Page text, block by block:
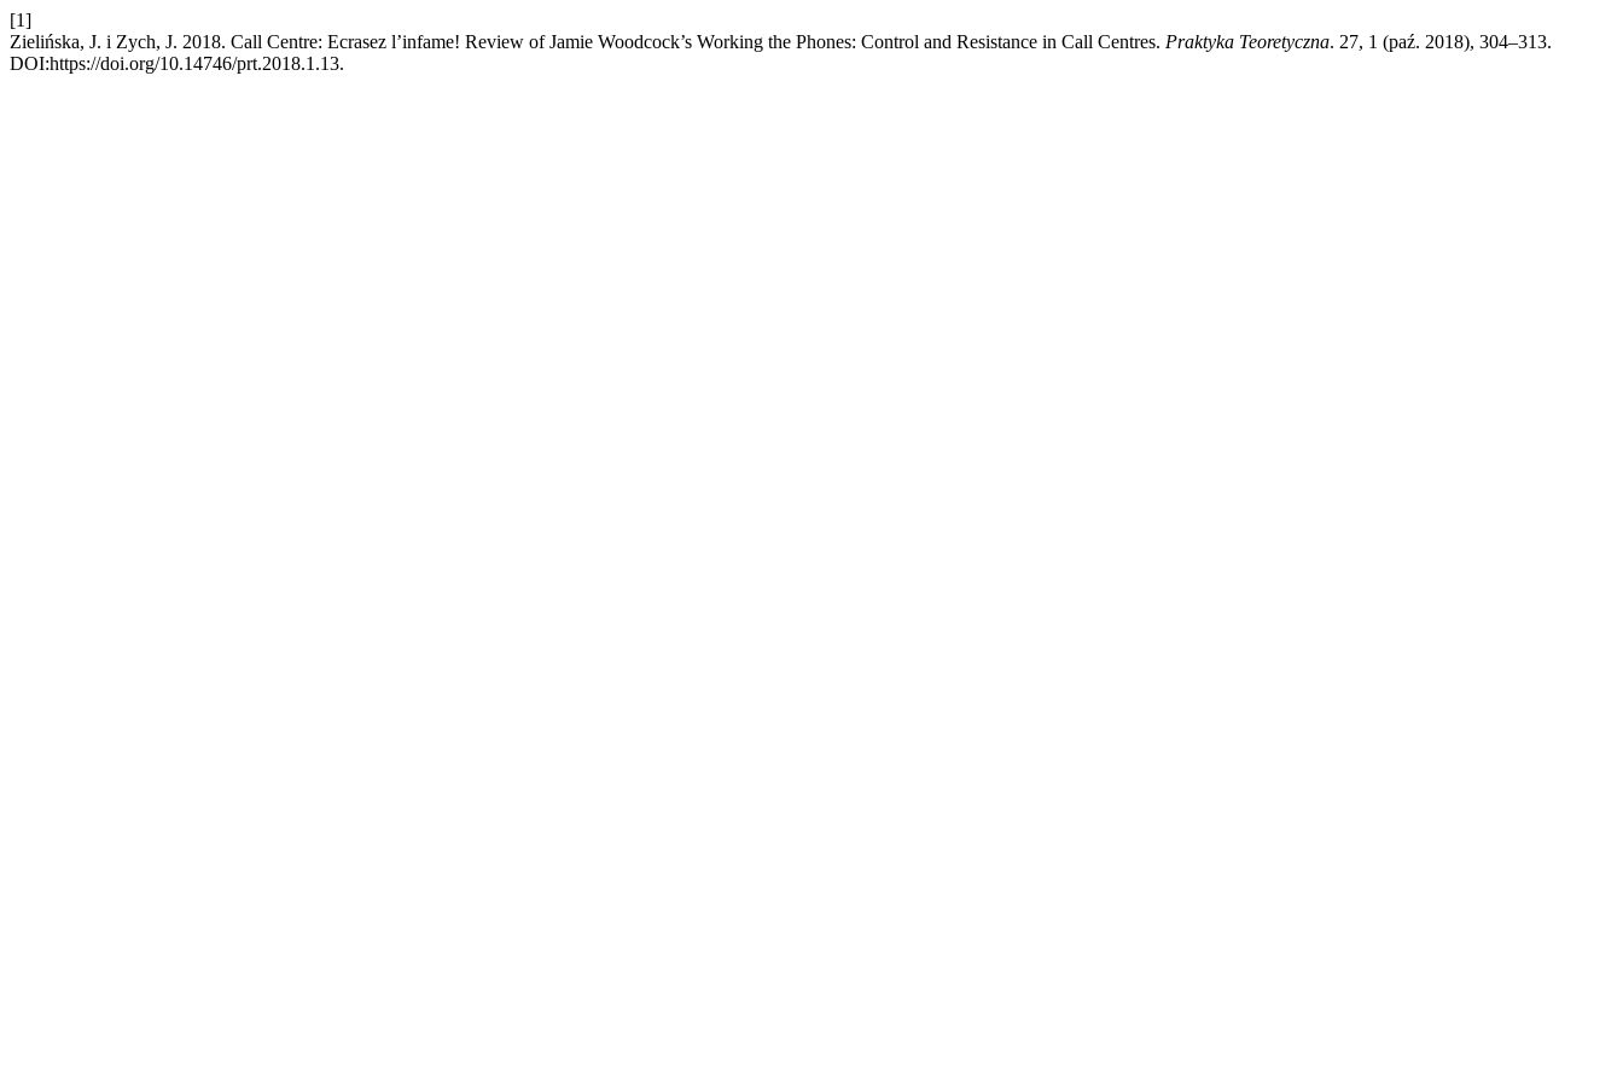
[1]
Zielińska, J. i Zych, J. 2018. Call Centre: Ecrasez l’infame! Review of Jamie Woodcock’s Working the Phones: Control and Resistance in Call Centres. Praktyka Teoretyczna. 27, 1 (paź. 2018), 304–313.
DOI:https://doi.org/10.14746/prt.2018.1.13.